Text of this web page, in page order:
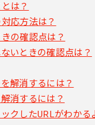
は？
応方法は？
の確認点は？
いときの確認点は？
解消するには？
消するには？
クしたURLがわかる